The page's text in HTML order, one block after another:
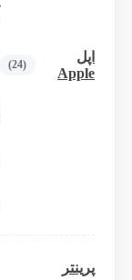
اپل
Apple
(24)
پرینتر